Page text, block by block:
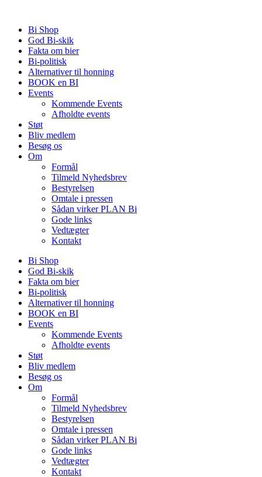
indholdBi Shop
God Bi-skik
Fakta om bier
Bi-politisk
Alternativer til honning
BOOK en BI
Events
Kommende Events
Afholdte events
Støt
Bliv medlem
Besøg os
Om
Formål
Tilmeld Nyhedsbrev
Bestyrelsen
Omtale i pressen
Sådan virker PLAN Bi
Gode links
Vedtægter
Kontakt
Bi Shop
God Bi-skik
Fakta om bier
Bi-politisk
Alternativer til honning
BOOK en BI
Events
Kommende Events
Afholdte events
Støt
Bliv medlem
Besøg os
Om
Formål
Tilmeld Nyhedsbrev
Bestyrelsen
Omtale i pressen
Sådan virker PLAN Bi
Gode links
Vedtægter
Kontakt